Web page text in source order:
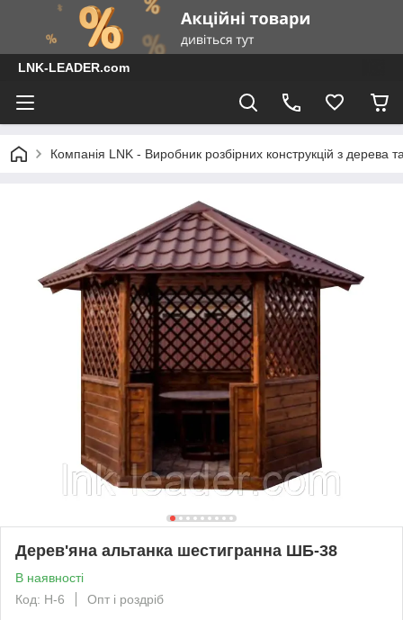
LNK-LEADER.com
Компанія LNK - Виробник розбірних конструкцій з дерева
Дерев'яна альтанка шестигранна ШБ-38
В наявності
Код: H-6
Опт і роздріб